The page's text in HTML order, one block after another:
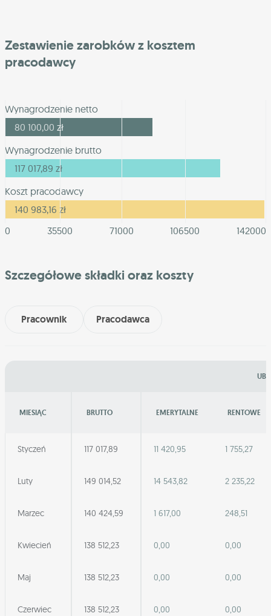
Zestawienie zarobków z kosztem
pracodawcy
Wynagrodzenie netto
80 100,00 zł
Wynagrodzenie brutto
117 017,89 zł
Koszt pracodawcy
140 983,16 zł
0
35500 71000 106500 142000
Szczegółowe składki oraz koszty
Pracownik Pracodawca
MIESIĄC BRUTTO EMERYTALNE RENTOWE
Styczeń 117 017,89 11 420,95 1 755,27
Luty 149 014,52 14 543,82 2 235,22
Marzec 140 424,59 1 617,00 248,51
Kwiecień 138 512,23 0,00 0,00
Maj 138 512,23 0,00 0,00
Czerwiec 138 512,23 0,00 0,00